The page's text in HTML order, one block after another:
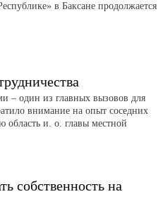
в Баксане продолжается
– один из главных вызовов для
внимание на опыт соседних
область и. о. главы местной
собственность на